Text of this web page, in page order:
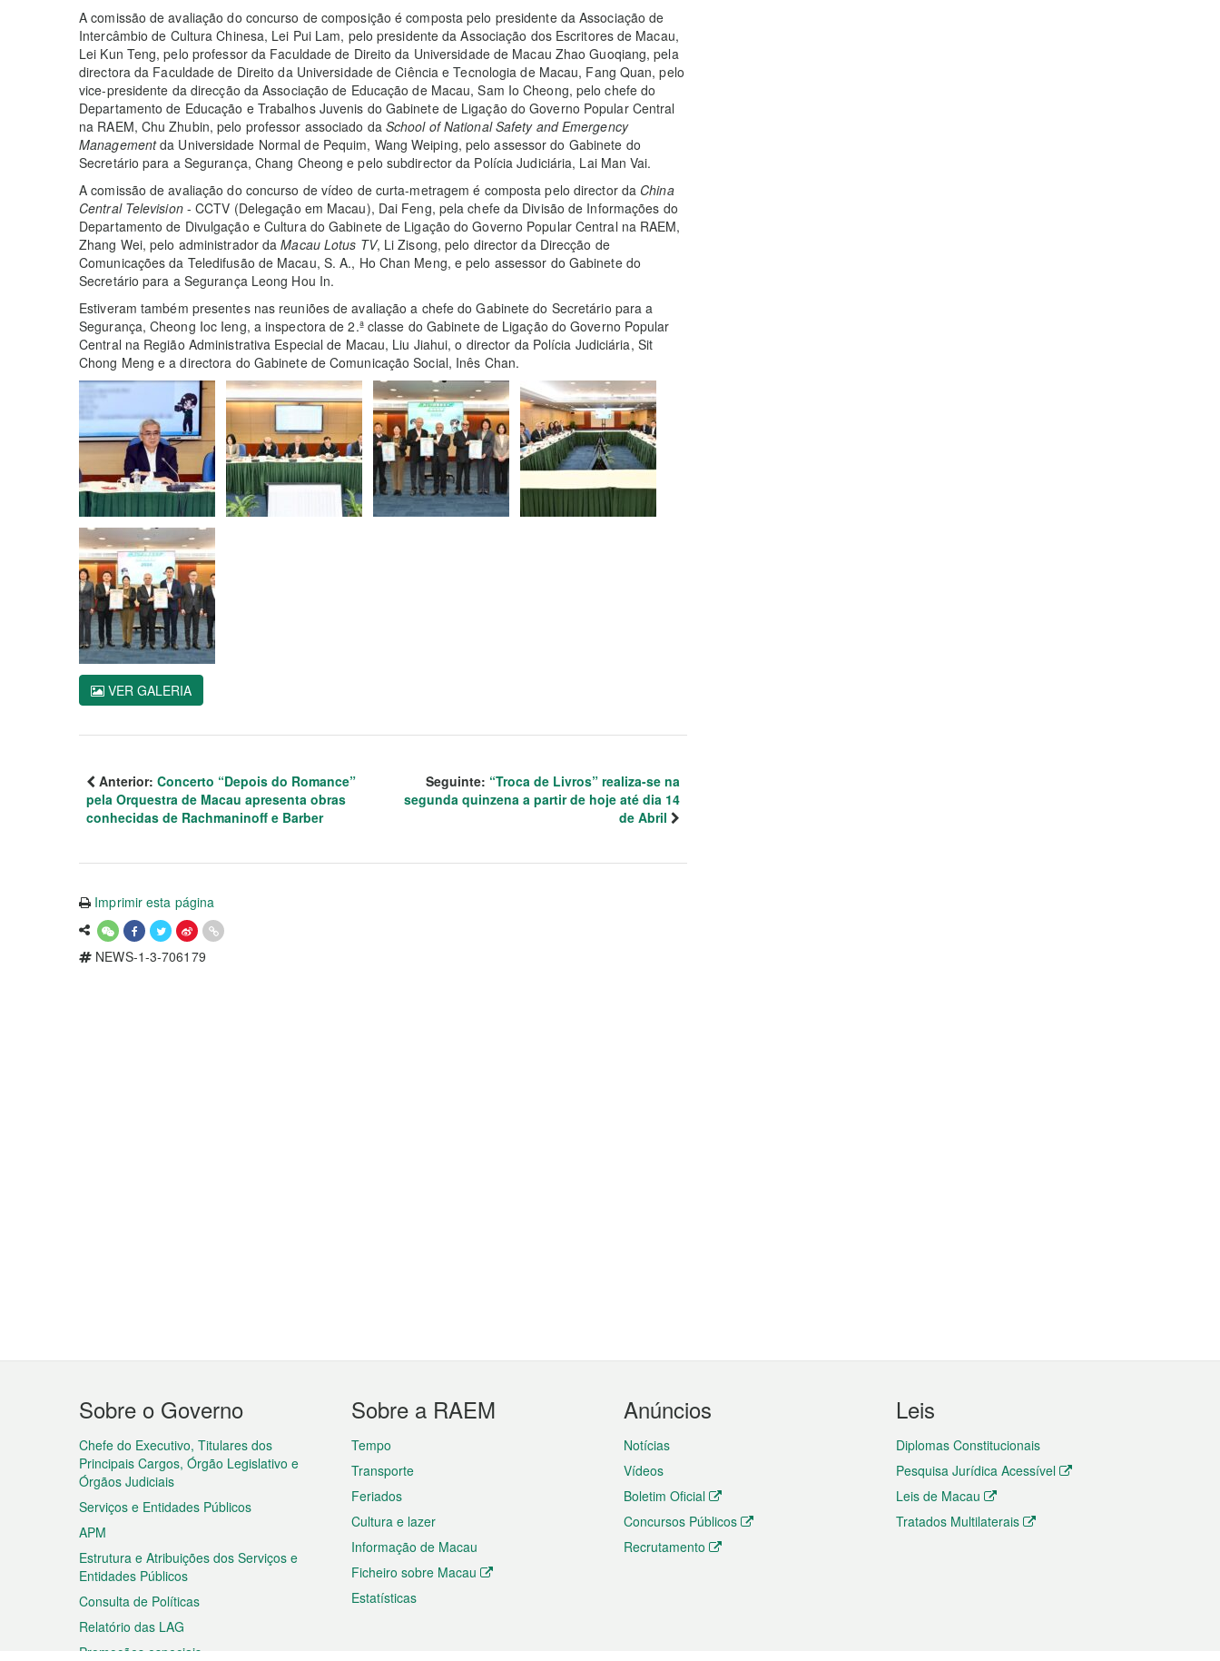
A comissão de avaliação do concurso de composição é composta pelo presidente da Associação de
Intercâmbio de Cultura Chinesa, Lei Pui Lam, pelo presidente da Associação dos Escritores de Macau,
Lei Kun Teng, pelo professor da Faculdade de Direito da Universidade de Macau Zhao Guoqiang, pela
directora da Faculdade de Direito da Universidade de Ciência e Tecnologia de Macau, Fang Quan, pelo
vice-presidente da direcção da Associação de Educação de Macau, Sam Io Cheong, pelo chefe do
Departamento de Educação e Trabalhos Juvenis do Gabinete de Ligação do Governo Popular Central
na RAEM, Chu Zhubin, pelo professor associado da School of National Safety and Emergency
Managementda Universidade Normal de Pequim, Wang Weiping, pelo assessor do Gabinete do
Secretário para a Segurança, Chang Cheong e pelo subdirector da Polícia Judiciária, Lai Man Vai.
A comissão de avaliação do concurso de vídeo de curta-metragem é composta pelo director da China
Central Television- CCTV (Delegação em Macau), Dai Feng, pela chefe da Divisão de Informações do
Departamento de Divulgação e Cultura do Gabinete de Ligação do Governo Popular Central na RAEM,
Zhang Wei, pelo administrador daMacau Lotus TV, Li Zisong, pelo director da Direcção de
Comunicações da Teledifusão de Macau, S. A., Ho Chan Meng, e pelo assessor do Gabinete do
Secretário para a Segurança Leong Hou In.
Estiveram também presentes nas reuniões de avaliação a chefe do Gabinete do Secretário para a
Segurança, Cheong Ioc Ieng, a inspectora de 2.ª classe do Gabinete de Ligação do Governo Popular
Central na Região Administrativa Especial de Macau, Liu Jiahui, o director da Polícia Judiciária, Sit
Chong Meng e a directora do Gabinete de Comunicação Social, Inês Chan.
VER GALERIA
Anterior: Concerto “Depois do Romance”
pela Orquestra de Macau apresenta obras
conhecidas de Rachmaninoff e Barber
Seguinte: “Troca de Livros” realiza-se na
segunda quinzena a partir de hoje até dia 14
de Abril
Imprimir esta página
NEWS-1-3-706179
Menu
do
rodapé
Sobre o Governo
Chefe do Executivo, Titulares dos
Principais Cargos, Órgão Legislativo e
Órgãos Judiciais
Serviços e Entidades Públicos
APM
Estrutura e Atribuições dos Serviços e
Entidades Públicos
Consulta de Políticas
Relatório das LAG
Promoções especiais
Sobre a RAEM
Tempo
Transporte
Feriados
Cultura e lazer
Informação de Macau
Ficheiro sobre Macau
Estatísticas
Anúncios
Notícias
Vídeos
Boletim Oficial
Concursos Públicos
Recrutamento
Leis
Diplomas Constitucionais
Pesquisa Jurídica Acessível
Leis de Macau
Tratados Multilaterais